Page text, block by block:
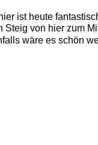
ist heute
Steig von hier zum
wäre es schön